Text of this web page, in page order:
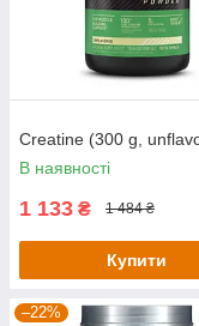
Creatine (300 g,
В наявності
1 133 ₴ 1 484 ₴
Купити
–22%